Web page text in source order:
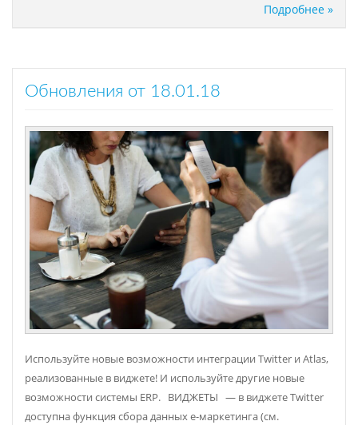
Подробнее »
Обновления от 18.01.18
Используйте новые возможности интеграции Twitter и Atlas,
реализованные в виджете! И используйте другие новые
возможности системы ERP. ВИДЖЕТЫ — в виджете Twitter
доступна функция сбора данных е-маркетинга (см.